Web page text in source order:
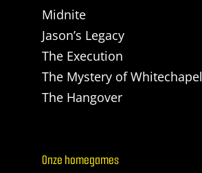
Midnite
Jason’s Legacy
The Execution
The Mystery of Whitechapel
The Hangover
Onze homegames